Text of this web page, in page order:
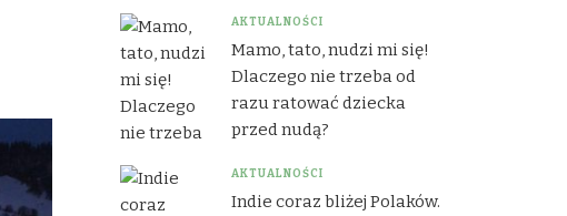
AKTUALNOŚCI
Mamo, tato, nudzi mi się!
Dlaczego nie trzeba od
razu ratować dziecka
przed nudą?
AKTUALNOŚCI
Indie coraz bliżej Polaków.